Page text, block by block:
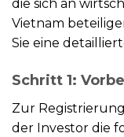
die sich an
Vietnam
Sie eine
Schritt 1:
Zur
der Investor die